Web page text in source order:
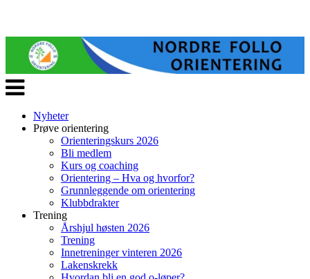
Veksle
navigasjon
Nyheter
Prøve orientering
Orienteringskurs 2026
Bli medlem
Kurs og coaching
Orientering – Hva og hvorfor?
Grunnleggende om orientering
Klubbdrakter
Trening
Årshjul høsten 2026
Trening
Innetreninger vinteren 2026
Lakenskrekk